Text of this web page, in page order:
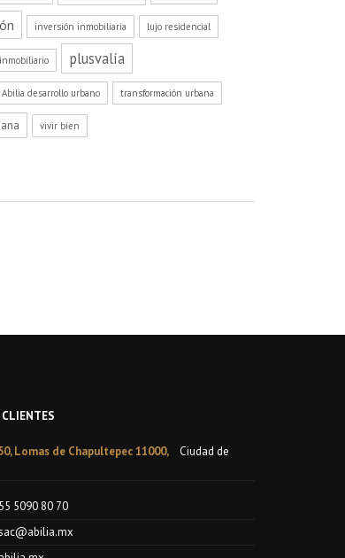
inversión inmobiliaria lujo residencial
plusvalía
desarrollo urbano transformación urbana
vivir bien
Lomas de Chapultepec 11000,
Ciudad de
55 5090 80 70